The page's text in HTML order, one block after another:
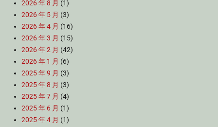
2026 年 8 月 (1)
2026 年 5 月 (3)
2026 年 4 月 (16)
2026 年 3 月 (15)
2026 年 2 月 (42)
2026 年 1 月 (6)
2025 年 9 月 (3)
2025 年 8 月 (3)
2025 年 7 月 (4)
2025 年 6 月 (1)
2025 年 4 月 (1)